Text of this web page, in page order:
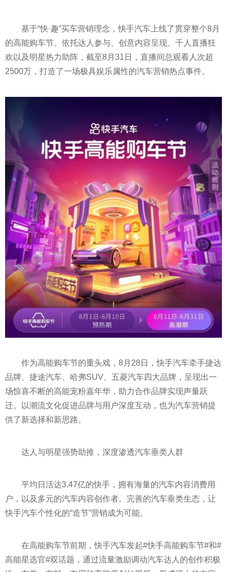
基于“快·趣”买车营销理念，快手汽车上线了贯穿整个8月
的高能购车节。依托达人参与、创意内容呈现、千人直播狂
欢以及明星热力助阵，截至8月31日，直播间总观看人次超
2500万，打造了一场极具娱乐属性的汽车营销热点事件。
作为高能购车节的重头戏，8月28日，快手汽车牵手捷达
品牌、捷途汽车、哈弗SUV、五菱汽车四大品牌，呈现出一
场惊喜不断的高能宠粉嘉年华，助力合作品牌实现声量跃
迁。以潮流文化促进品牌与用户深度互动，也为汽车营销提
供了新选择和新思路。
达人与明星强势助推，深度渗透汽车垂类人群
平均日活达3.47亿的快手，拥有海量的汽车内容消费用
户，以及多元的汽车内容创作者。完善的汽车垂类生态，让
快手汽车个性化的“造节”营销成为可能。
在高能购车节前期，快手汽车发起#快手高能购车节#和#
高能星选官#双话题，通过流量激励调动汽车达人的创作积极